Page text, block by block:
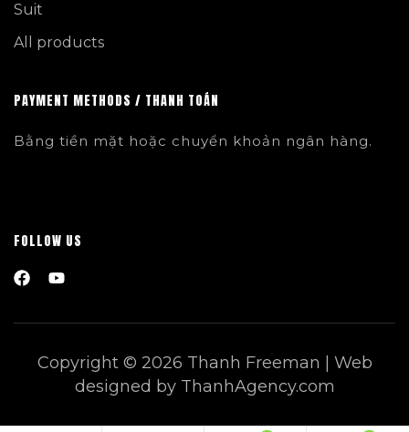
Suit
All products
PAYMENT METHODS / THANH TOÁN
Bằng tiền mặt hoặc chuyển khoản ngân hàng.
FOLLOW US
Copyright © 2026 Thanh Freeman | Web
designed by ThanhAgency.com